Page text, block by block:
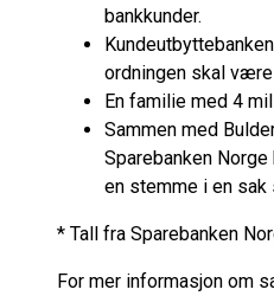
bankkunder.
ordningen skal
En familie med 4
Sammen med
Sparebanken Norge
en stemme i en sak
* Tall fra Sparebanken
For mer informasjon om